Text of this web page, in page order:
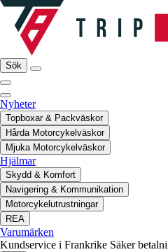
Sök
Nyheter
Topboxar & Packväskor
Hårda Motorcykelväskor
Mjuka Motorcykelväskor
Hjälmar
Skydd & Komfort
Navigering & Kommunikation
Motorcykelutrustningar
REA
Varumärken
Kundservice i Frankrike Säker